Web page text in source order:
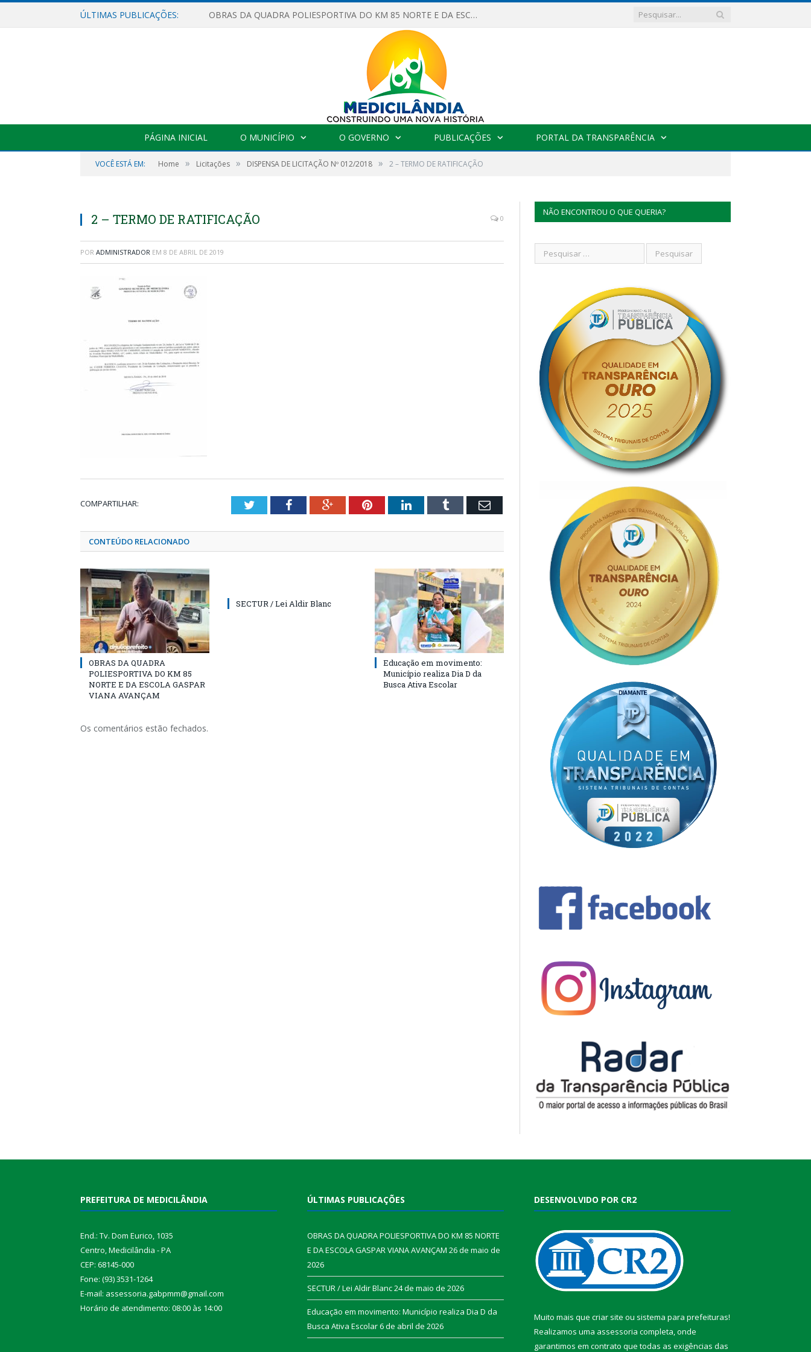
ÚLTIMAS PUBLICAÇÕES: OBRAS DA QUADRA POLIESPORTIVA DO KM 85 NORTE E DA ESCOLA GASPAR VIANA AVANÇAM
PÁGINA INICIAL O MUNICÍPIO O GOVERNO PUBLICAÇÕES PORTAL DA TRANSPARÊNCIA
VOCÊ ESTÁ EM: Home » Licitações » DISPENSA DE LICITAÇÃO Nº 012/2018 » 2 – TERMO DE RATIFICAÇÃO
2 – TERMO DE RATIFICAÇÃO 0
POR ADMINISTRADOR EM 8 DE ABRIL DE 2019
COMPARTILHAR: TwitterFacebookGoogle+PinterestLinkedInTumblr Email
CONTEÚDO RELACIONADO
OBRAS DA QUADRA
POLIESPORTIVA DO KM 85
NORTE E DA ESCOLA GASPAR
VIANA AVANÇAM
SECTUR / Lei Aldir Blanc
Educação em movimento:
Município realiza Dia D da
Busca Ativa Escolar
Os comentários estão fechados.
NÃO ENCONTROU O QUE QUERIA?
PREFEITURA DE MEDICILÂNDIA
End.: Tv. Dom Eurico, 1035
Centro, Medicilândia - PA
CEP: 68145-000
Fone: (93) 3531-1264
E-mail: assessoria.gabpmm@gmail.com
Horário de atendimento: 08:00 às 14:00
ÚLTIMAS PUBLICAÇÕES
OBRAS DA QUADRA POLIESPORTIVA DO KM 85 NORTE
E DA ESCOLA GASPAR VIANA AVANÇAM 26 de maio de
2026
SECTUR / Lei Aldir Blanc24 de maio de 2026
Educação em movimento: Município realiza Dia D da
Busca Ativa Escolar6 de abril de 2026
DESENVOLVIDO POR CR2
Muito mais que criar site ou sistema para prefeituras!
Realizamos uma assessoria completa, onde
garantimos em contrato que todas as exigências das